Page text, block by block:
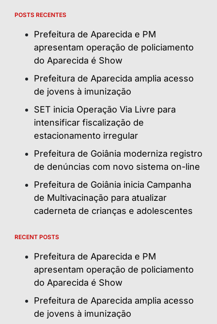
POSTS RECENTES
Prefeitura de Aparecida e PM
apresentam operação de policiamento
do Aparecida é Show
Prefeitura de Aparecida amplia acesso
de jovens à imunização
SET inicia Operação Via Livre para
intensificar fiscalização de
estacionamento irregular
Prefeitura de Goiânia moderniza registro
de denúncias com novo sistema on-line
Prefeitura de Goiânia inicia Campanha
de Multivacinação para atualizar
caderneta de crianças e adolescentes
RECENT POSTS
Prefeitura de Aparecida e PM
apresentam operação de policiamento
do Aparecida é Show
Prefeitura de Aparecida amplia acesso
de jovens à imunização